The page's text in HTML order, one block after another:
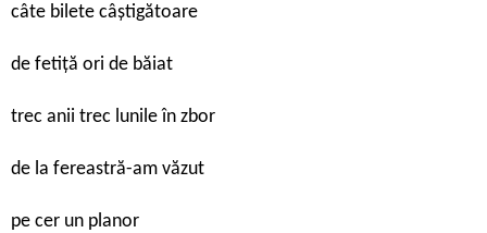
câte bilete câștigătoare
de fetiță ori de băiat
trec anii trec lunile în zbor
de la fereastră-am văzut
pe cer un planor